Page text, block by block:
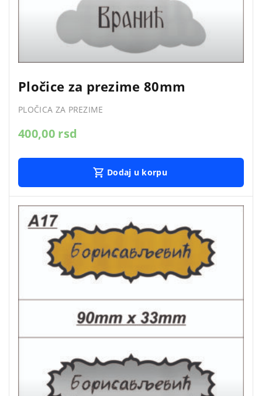
Pločice za prezime 80mm
PLOČICA ZA PREZIME
400,00 rsd
Dodaj u korpu